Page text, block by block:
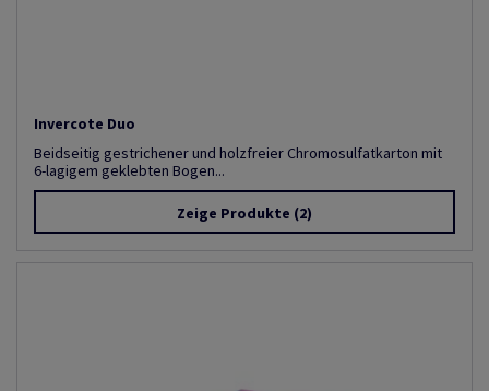
Invercote Duo
Beidseitig gestrichener und holzfreier Chromosulfatkarton mit
6-lagigem geklebten Bogen...
Zeige Produkte (2)